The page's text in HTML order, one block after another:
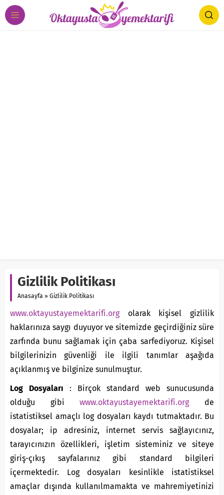
Gizlilik Politikası
Anasayfa » Gizlilik Politikası
www.oktayustayemektarifi.orgolarak kişisel gizlilik
haklarınıza saygı duyuyor ve sitemizde geçirdiğiniz süre
zarfında bunu sağlamak için çaba sarfediyoruz. Kişisel
bilgilerinizin güvenliği ile ilgili tanımlar aşağıda
açıklanmış ve bilginize sunulmuştur.
Log Dosyaları : Birçok standard web sunucusunda
olduğu gibiwww.oktayustayemektarifi.orgde
istatistiksel amaçlı log dosyaları kaydı tutmaktadır. Bu
dosyalar; ip adresiniz, internet servis sağlayıcınız,
tarayıcınızın özellikleri, işletim sisteminiz ve siteye
giriş-çıkış sayfalarınız gibi standard bilgileri
içermektedir. Log dosyaları kesinlikle istatistiksel
amaçlar dışında kullanılmamakta ve mahremiyetinizi